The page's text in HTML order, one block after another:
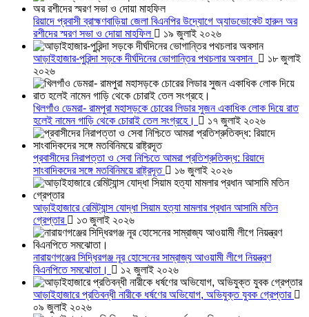
রিয়াদে প্রবাসী ব্রাহ্মণবাড়িয়া জেলা বিএনপির উদ্যোগে অ্যাডভোকেট হারুন অর
রশীদের স্মরণ সভা ও দোয়া মাহফিল
১৯ জুলাই ২০২৬
আড়াইহাজার-পুরিন্দা সড়কে দীর্ঘদিনের ভোগান্তির পথচলার অবসান
১৮ জুলাই
২০২৬
খিলগাঁও ডেমরা- রামপুরা মহাসড়কে চোরের লিডার সুজন একাধিক লোক দিয়ে রাত
হলেই নামেন গাড়ি থেকে চোরাই তেল সংগ্রহে।
১৭ জুলাই ২০২৬
প্রবাসীদের নিরাপত্তা ও সেবা নিশ্চিতে আমরা প্রতিশ্রুতিবদ্ধ: রিয়াদে
সাংবাদিকদের সঙ্গে মতবিনিময়ে রাষ্ট্রদূত
১৬ জুলাই ২০২৬
আড়াইহাজারে রেমিট্যান্স যোদ্ধা সিয়াম হত্যা মামলার প্রধান আসামি মতিন
গ্রেপ্তার
১৩ জুলাই ২০২৬
নারায়ণগঞ্জের সিদ্ধিরগঞ্জ নূর হোসেনের সাম্রাজ্য আওয়ামী লীগে নিয়ন্ত্রণ
বিএনপিতে সমঝোতা।
১২ জুলাই ২০২৬
আড়াইহাজারে প্রতিবন্ধী নারীকে ধর্ষণের অভিযোগ, অভিযুক্ত যুবক গ্রেপ্তার
০৯ জুলাই ২০২৬